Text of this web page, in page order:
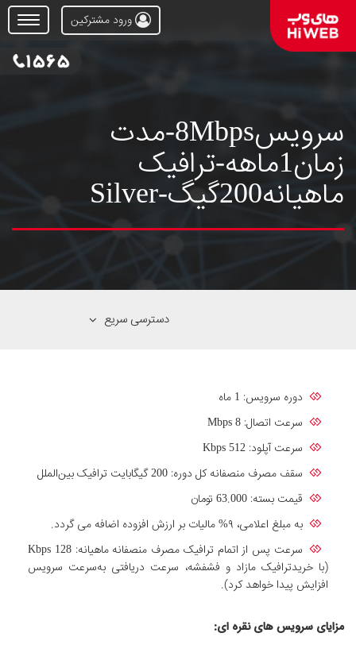
Open
Menu
ورود مشترکین
سرویس8Mbps-مدت
زمان1ماهه-ترافیک
ماهیانه200گیگ-Silver
دسترسی سریع
دوره سرویس: 1 ماه
سرعت اتصال: Mbps 8
سرعت آپلود: Kbps 512
سقف مصرف منصفانه کل دوره: 200 گیگابایت ترافیک بین‌الملل
قیمت بسته: 63.000 تومان
به مبلغ اعلامی، ۹% مالیات بر ارزش افزوده اضافه می گردد.
سرعت پس از اتمام ترافیک مصرف منصفانه ماهیانه: Kbps 128
(با خریدترافیک مازاد و فشفشه، سرعت دریافتی به‌سرعت سرویس
افزایش پیدا خواهد کرد).
مزایای سرویس های نقره ای: